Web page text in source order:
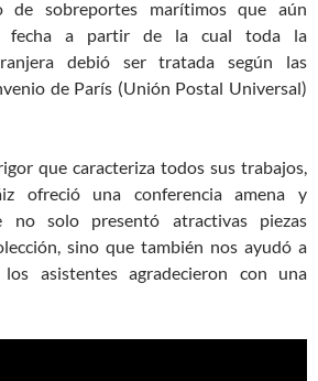
sobreportes marítimos que aún
fecha a partir de la cual toda la
debió ser tratada según las
de París (Unión Postal Universal)
que caracteriza todos sus trabajos,
ofreció una conferencia amena y
solo presentó atractivas piezas
sino que también nos ayudó a
asistentes agradecieron con una